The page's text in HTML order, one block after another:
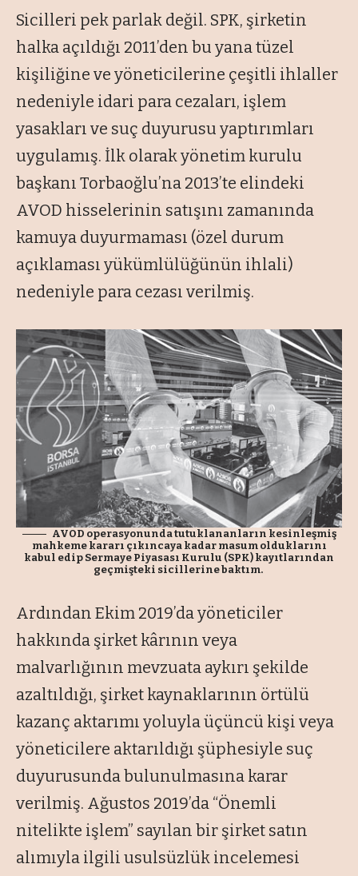
Sicilleri pek parlak değil. SPK, şirketin
halka açıldığı 2011’den bu yana tüzel
kişiliğine ve yöneticilerine çeşitli ihlaller
nedeniyle idari para cezaları, işlem
yasakları ve suç duyurusu yaptırımları
uygulamış. İlk olarak yönetim kurulu
başkanı Torbaoğlu’na 2013’te elindeki
AVOD hisselerinin satışını zamanında
kamuya duyurmaması (özel durum
açıklaması yükümlülüğünün ihlali)
nedeniyle para cezası verilmiş.
AVOD operasyonunda tutuklananların kesinleşmiş
mahkeme kararı çıkıncaya kadar masum olduklarını
kabul edip Sermaye Piyasası Kurulu (SPK) kayıtlarından
geçmişteki sicillerine baktım.
Ardından Ekim 2019’da yöneticiler
hakkında şirket kârının veya
malvarlığının mevzuata aykırı şekilde
azaltıldığı, şirket kaynaklarının örtülü
kazanç aktarımı yoluyla üçüncü kişi veya
yöneticilere aktarıldığı şüphesiyle suç
duyurusunda bulunulmasına karar
verilmiş. Ağustos 2019’da “Önemli
nitelikte işlem” sayılan bir şirket satın
alımıyla ilgili usulsüzlük incelemesi